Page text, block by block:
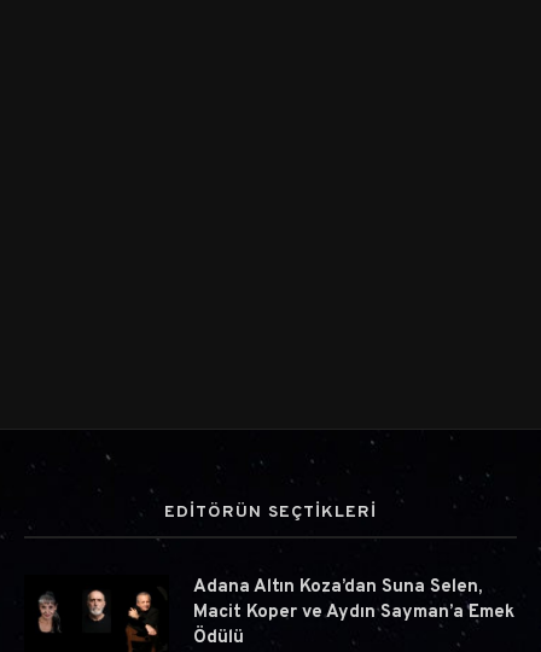
EDİTÖRÜN SEÇTİKLERİ
Adana Altın Koza’dan Suna Selen,
Macit Koper ve Aydın Sayman’a Emek
Ödülü